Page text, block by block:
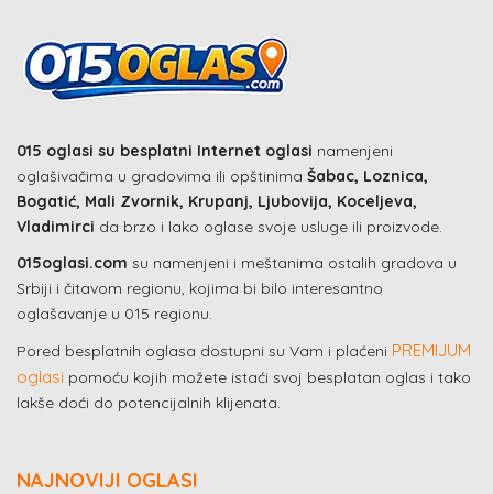
015 oglasi su besplatni Internet oglasi namenjeni
oglašivačima u gradovima ili opštinima Šabac, Loznica,
Bogatić, Mali Zvornik, Krupanj, Ljubovija, Koceljeva,
Vladimirci da brzo i lako oglase svoje usluge ili proizvode.
015oglasi.com su namenjeni i meštanima ostalih gradova u
Srbiji i čitavom regionu, kojima bi bilo interesantno
oglašavanje u 015 regionu.
Pored besplatnih oglasa dostupni su Vam i plaćeni PREMIJUM
oglasi pomoću kojih možete istaći svoj besplatan oglas i tako
lakše doći do potencijalnih klijenata.
NAJNOVIJI OGLASI